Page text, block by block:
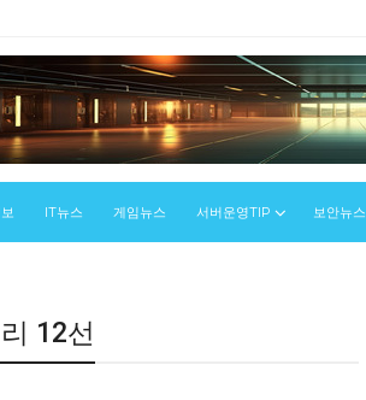
IT뉴스 게임뉴스 서버운영TIP 보안뉴스
12선